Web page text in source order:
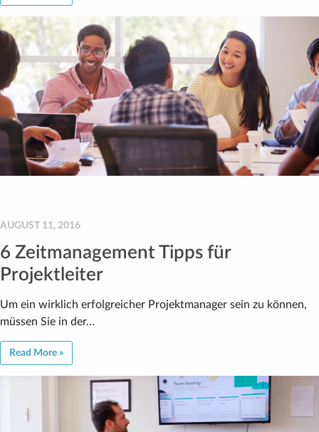
AUGUST 11, 2016
6 Zeitmanagement Tipps für
Projektleiter
Um ein wirklich erfolgreicher Projektmanager sein zu können,
müssen Sie in der…
Read More »